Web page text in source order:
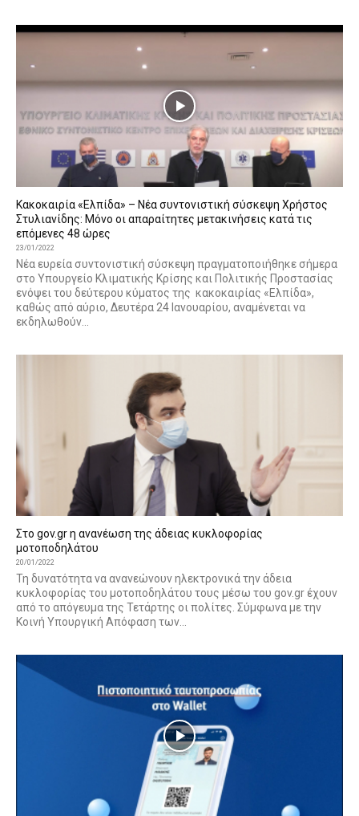
Κακοκαιρία «Ελπίδα» – Νέα συντονιστική σύσκεψη Χρήστος
Στυλιανίδης: Μόνο οι απαραίτητες μετακινήσεις κατά τις
επόμενες 48 ώρες
23/01/2022
Νέα ευρεία συντονιστική σύσκεψη πραγματοποιήθηκε σήμερα
στο Υπουργείο Κλιματικής Κρίσης και Πολιτικής Προστασίας
ενόψει του δεύτερου κύματος της κακοκαιρίας «Ελπίδα»,
καθώς από αύριο, Δευτέρα 24 Ιανουαρίου, αναμένεται να
εκδηλωθούν...
Στο gov.gr η ανανέωση της άδειας κυκλοφορίας
μοτοποδηλάτου
20/01/2022
Τη δυνατότητα να ανανεώνουν ηλεκτρονικά την άδεια
κυκλοφορίας του μοτοποδηλάτου τους μέσω του gov.gr έχουν
από το απόγευμα της Τετάρτης οι πολίτες. Σύμφωνα με την
Κοινή Υπουργική Απόφαση των...